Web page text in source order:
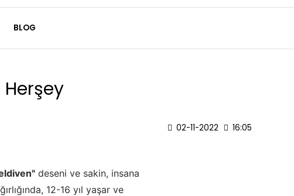
BLOG
Herşey
02-11-2022 16:05
deseni ve sakin, insana
12-16 yıl yaşar ve